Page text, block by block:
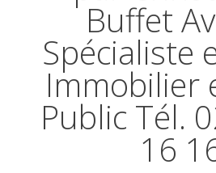
Buffet
Spécialiste
Immobilier
Public Tél.
16